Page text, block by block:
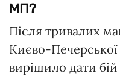
МП?
Після тривалих
Києво-
вирішило дати бій